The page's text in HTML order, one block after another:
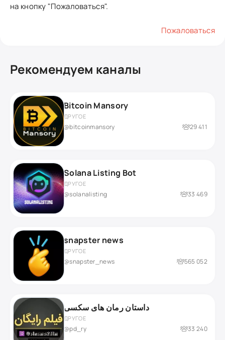
на кнопку "Пожаловаться".
Пожаловаться
Рекомендуем каналы
Bitcoin Mansory
ДРУГОЕ
@bitcoinmansory 29 411
Solana Listing Bot
ДРУГОЕ
@solanalisting 33 469
snapster news
ДРУГОЕ
@snapster_news 565 052
داستان رمان های سکسی
ДРУГОЕ
@pd_ry 33 240